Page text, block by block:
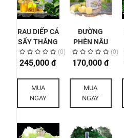
RAU DIẾP CÁ
SẤY THĂNG
HOA VIÊN
MẬT ONG
(0)
245,000 đ
MUA
NGAY
ĐƯỜNG
PHÈN NÂU
MẸ KEN 1KG (0)
170,000 đ
MUA
NGAY